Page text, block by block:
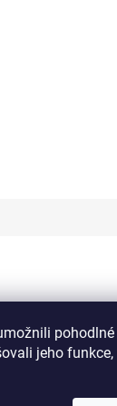
jeho
Díky své
je vybaven
otěží.